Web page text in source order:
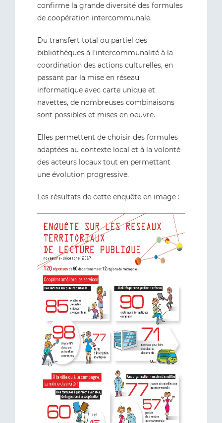
confirme la grande diversité des formules
de coopération intercommunale.
Du transfert total ou partiel des
bibliothèques à l’intercommunalité à la
coordination des actions culturelles, en
passant par la mise en réseau
informatique avec carte unique et
navettes, de nombreuses combinaisons
sont possibles et mises en oeuvre.
Elles permettent de choisir des formules
adaptées au contexte local et à la volonté
des acteurs locaux tout en permettant
une évolution progressive.
Les résultats de cette enquête en image :